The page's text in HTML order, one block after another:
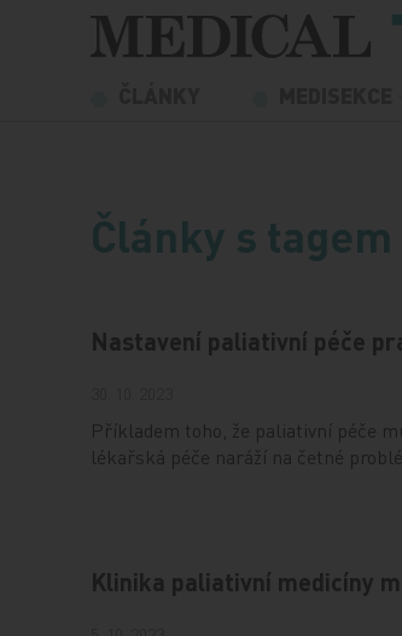
Přeskočit na obsah
Články s
Nastavení paliativní péče
Příkladem toho, že paliativní péče
lékařská péče naráží na četné
Klinika paliativní medicíny